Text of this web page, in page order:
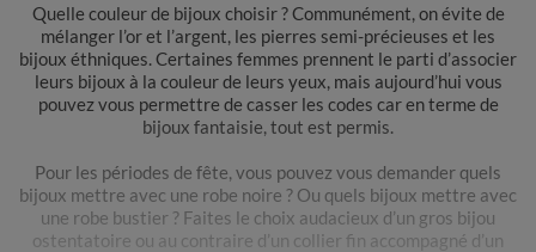
Quelle couleur de bijoux choisir ? Communément, on évite de
mélanger l’or et l’argent, les pierres semi-précieuses et les
bijoux éthniques. Certaines femmes prennent le parti d’associer
leurs bijoux à la couleur de leurs yeux, mais aujourd’hui vous
pouvez vous permettre de casser les codes car en terme de
bijoux fantaisie, tout est permis.
Pour les périodes de fête, vous pouvez vous demander quels
bijoux mettre avec une robe noire ? Ou quels bijoux mettre avec
une robe bustier ? Faites le choix audacieux d’un gros bijou
ostentatoire ou au contraire d’un collier fin accompagné d’un